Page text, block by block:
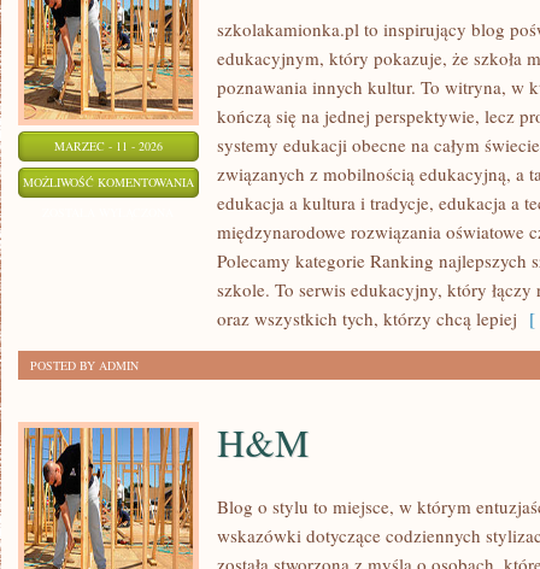
MARZEC - 11 - 2026
MOŻLIWOŚĆ KOMENTOWANIA EDUKACJA
KULTURA
TRADYCJE
szkolakamionka.pl to inspirujący blog
edukacyjnym, który pokazuje, że szkoła
poznawania innych kultur. To witryna, w
kończą się na jednej perspektywie, lecz
systemy edukacji obecne na całym
związanych z mobilnością edukacyjną, a
edukacja a kultura i tradycje, edukacja a
międzynarodowe rozwiązania oświatowe
Polecamy kategorie Ranking najlepszych
szkole. To serwis edukacyjny, który
oraz wszystkich tych, którzy chcą lepiej [
POSTED BY ADMIN
H&M
Blog o stylu to miejsce, w którym
wskazówki dotyczące codziennych
została stworzona z myślą o osobach,